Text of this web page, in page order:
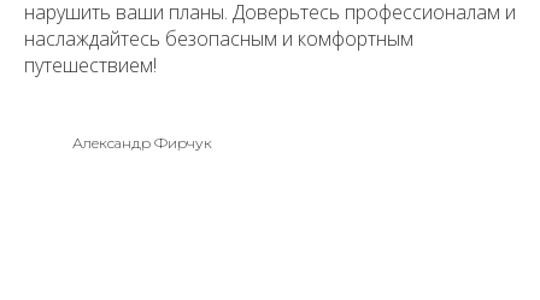
нарушить ваши планы. Доверьтесь профессионалам и
наслаждайтесь безопасным и комфортным
путешествием!
Александр Фирчук